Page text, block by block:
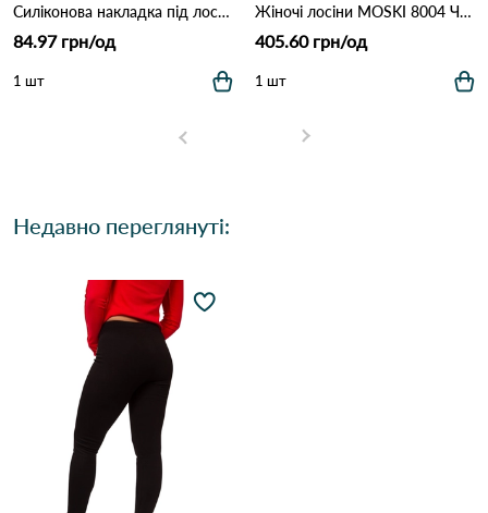
Силіконова накладка під лосини (анти-camel toe) 1637 Бежевий
84.97 грн/од
1 шт
Жіночі лосіни MOSKI 8004 Чорний
405.60 грн/од
1 шт
Недавно переглянуті: